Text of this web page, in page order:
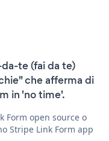
te (fai da te)
che afferma di
in 'no time'.
Form open source o
Stripe Link Form app